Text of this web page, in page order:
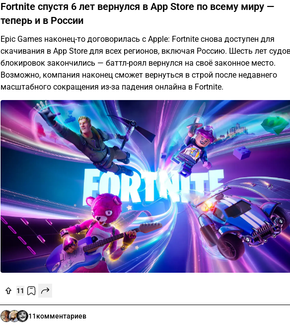
Fortnite спустя 6 лет вернулся в App Store по всему миру —
теперь и в России
Epic Games наконец-то договорилась с Apple: Fortnite снова доступен для
скачивания в App Store для всех регионов, включая Россию. Шесть лет
блокировок закончились — баттл-роял вернулся на своё законное место.
Возможно, компания наконец сможет вернуться в строй после недавнего
масштабного сокращения из-за падения онлайна в Fortnite.
11
11комментариев